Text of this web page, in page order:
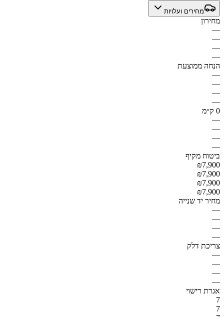
מחירים ועלויות
מחירון
—
—
—
—
הנחה ממוצעת
—
—
—
—
0 ק״מ
—
—
—
—
ביטוח מקיף
₪7,900
₪7,900
₪7,900
₪7,900
מחיר יד שנייה
—
—
—
—
צריכת דלק
—
—
—
—
אגרת רישוי
7
7